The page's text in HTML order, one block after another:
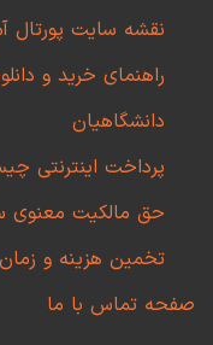
نقشه سایت پورتال
راهنمای خرید و
دانشگاهیان
پرداخت اینترنتی
حق مالکیت معنوی
تخمین هزینه و
صفحه تماس با ما